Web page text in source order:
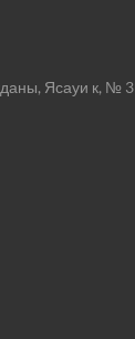
Ясауи к, № 3